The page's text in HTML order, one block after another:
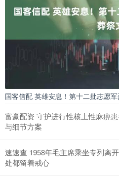
国客信配 英雄安息！第十二批志愿
富豪配资 守护进行性核上性麻痹
与细节方案
速速查 1958年毛主席乘坐专列离
处都留着戒心